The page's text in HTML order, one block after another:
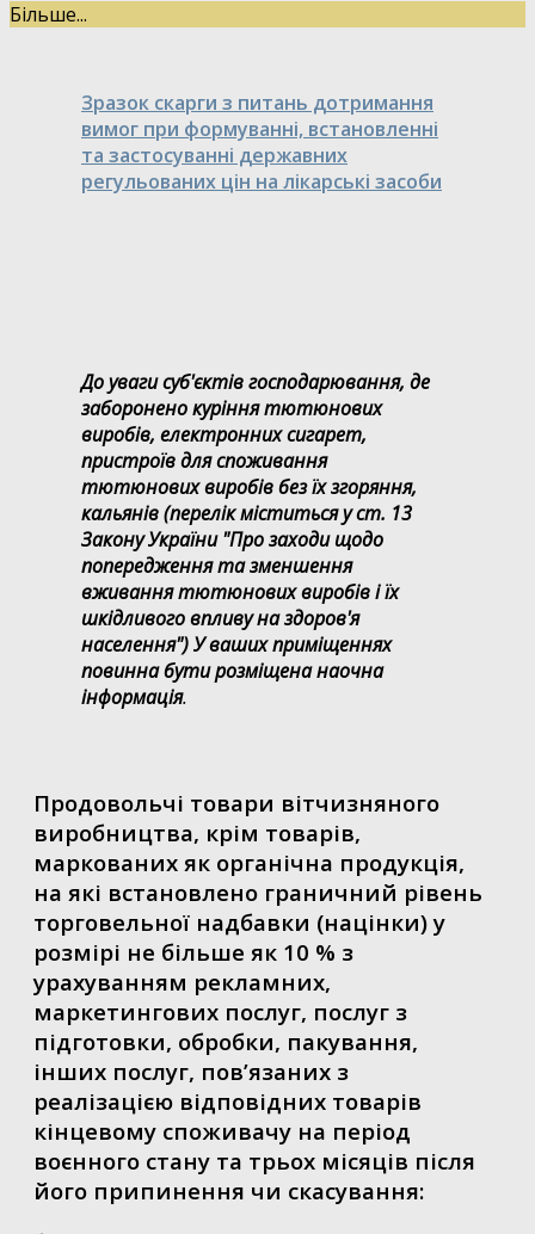
Більше...
Зразок скарги з питань дотримання
вимог при формуванні, встановленні
та застосуванні державних
регульованих цін на лікарські засоби
До уваги суб'єктів господарювання, де
заборонено куріння тютюнових
виробів, електронних сигарет,
пристроїв для споживання
тютюнових виробів без їх згоряння,
кальянів (перелік міститься у ст. 13
Закону України "Про заходи щодо
попередження та зменшення
вживання тютюнових виробів і їх
шкідливого впливу на здоров'я
населення") У ваших приміщеннях
повинна бути розміщена наочна
інформація.
Продовольчі товари вітчизняного
виробництва, крім товарів,
маркованих як органічна продукція,
на які встановлено граничний рівень
торговельної надбавки (націнки) у
розмірі не більше як 10 % з
урахуванням рекламних,
маркетингових послуг, послуг з
підготовки, обробки, пакування,
інших послуг, пов’язаних з
реалізацією відповідних товарів
кінцевому споживачу на період
воєнного стану та трьох місяців після
його припинення чи скасування: